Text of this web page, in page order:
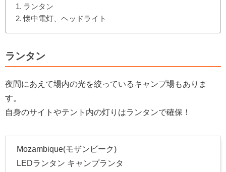
ランタン
懐中電灯、ヘッドライト
ランタン
夜間にあえて場内の光を絞っているキャンプ場もありま
す。
自身のサイトやテント内の灯りはランタンで確保！
Mozambique(モザンビーク)
LEDランタン キャンプランタ